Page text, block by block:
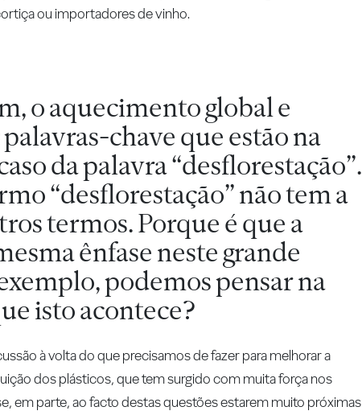
ou importadores de vinho.
o aquecimento global e
palavras-chave que estão na
da palavra “desflorestação”.
“desflorestação” não tem a
termos. Porque é que a
ênfase neste grande
podemos pensar na
isto acontece?
à volta do que precisamos de fazer para melhorar a
dos plásticos, que tem surgido com muita força nos
em parte, ao facto destas questões estarem muito próximas